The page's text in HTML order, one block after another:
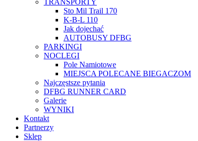
TRANSPORTY
Sto Mil Trail 170
K-B-L 110
Jak dojechać
AUTOBUSY DFBG
PARKINGI
NOCLEGI
Pole Namiotowe
MIEJSCA POLECANE BIEGACZOM
Najczęstsze pytania
DFBG RUNNER CARD
Galerie
WYNIKI
Kontakt
Partnerzy
Sklep